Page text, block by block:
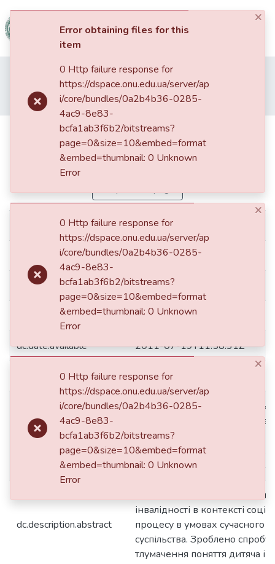
Communities
Collections
All of DSpace
Наукові видання ОНУ імені І. І. Мечникова
Міжнародні та політичні дослідження
Дитяча інвалідність. Соціалізаційний контекст
Дитяча інвалідність.
Соціалізаційний контекст
dc.contributor.author Штокало, О. А.
dc.contributor.author Штокало, О. А.
dc.contributor.author Shtokalo, О.
dc.date.accessioned 2011-07-19T11:58:31Z
dc.date.available 2011-07-19T11:58:31Z
dc.date.issued 2008
dc.description
Вiсник Одеського
Вестник Одесского
университета/ ОНУ імені І.
: Астропринт, 2008.- Том 13,
Сер."Соціологія, політологія".
dc.description.abstract
Статтю присвячено
інвалідності в контексті
процесу в умовах сучасного
суспільства. Зроблено спробу
тлумачення поняття дитяча
×
Error obtaining files for this
item
0 Http failure response for
https://dspace.onu.edu.ua/server/ap
i/core/bundles/0a2b4b36-0285-
4ac9-8e83-
bcfa1ab3f6b2/bitstreams?
page=0&size=10&embed=format
&embed=thumbnail: 0 Unknown
Error
×
0 Http failure response for
https://dspace.onu.edu.ua/server/ap
i/core/bundles/0a2b4b36-0285-
4ac9-8e83-
bcfa1ab3f6b2/bitstreams?
page=0&size=10&embed=format
&embed=thumbnail: 0 Unknown
Error
×
0 Http failure response for
https://dspace.onu.edu.ua/server/ap
i/core/bundles/0a2b4b36-0285-
4ac9-8e83-
bcfa1ab3f6b2/bitstreams?
page=0&size=10&embed=format
&embed=thumbnail: 0 Unknown
Error